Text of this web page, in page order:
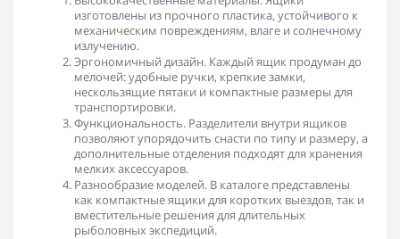
изготовлены из прочного пластика, устойчивого к
механическим повреждениям, влаге и солнечному
излучению.
Эргономичный дизайн. Каждый ящик продуман до
мелочей: удобные ручки, крепкие замки,
нескользящие пятаки и компактные размеры для
транспортировки.
Функциональность. Разделители внутри ящиков
позволяют упорядочить снасти по типу и размеру, а
дополнительные отделения подходят для хранения
мелких аксессуаров.
Разнообразие моделей. В каталоге представлены
как компактные ящики для коротких выездов, так и
вместительные решения для длительных
рыболовных экспедиций.